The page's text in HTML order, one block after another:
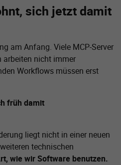
sich jetzt damit
am Anfang. Viele MCP-Server
arbeiten nicht immer
Workflows müssen erst
früh damit
liegt nicht in einer neuen
technischen
wie wir Software benutzen.